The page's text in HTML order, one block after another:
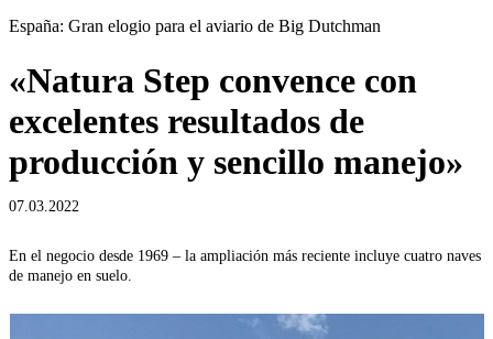
España: Gran elogio para el aviario de Big Dutchman
«Natura Step convence con
excelentes resultados de
producción y sencillo manejo»
07.03.2022
En el negocio desde 1969 – la ampliación más reciente incluye cuatro naves
de manejo en suelo.